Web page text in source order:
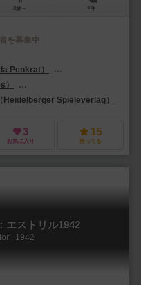
8歳～ 2件
を募集中
Penkrat）
Heidelberger Spieleverlag）
3
お気に入り
15
持ってる
エストリル1942
1942